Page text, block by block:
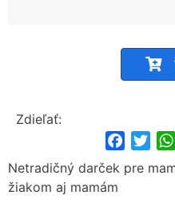
Zdieľať:
Netradičný darček pre
žiakom aj mamám